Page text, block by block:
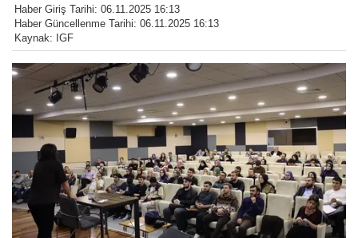
Haber Giriş Tarihi: 06.11.2025 16:13
Haber Güncellenme Tarihi: 06.11.2025 16:13
Kaynak: IGF